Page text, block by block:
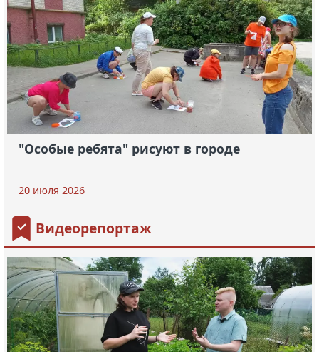
"Особые ребята" рисуют в городе
20 июля 2026
Видеорепортаж